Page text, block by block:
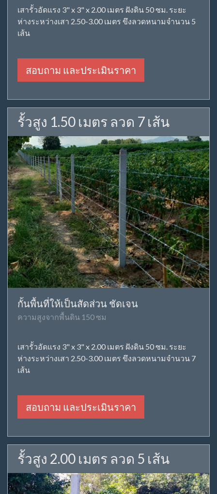
เสารั้วอัดแรง 3" x 3" x 2.00 เมตร ฝังดิน 50 ซม. ระยะ
ห่างระหว่างเสา 2.50-3.00 เมตร ขึงลวดหนามจำนวน 5
เส้น
สอบถาม และประเมินราคา
รั้วสูง 1.50 เมตร ลวด 7 เส้น
กั้นพื้นที่ให้เป็นสัดส่วน ชัดเจน
ความสูงจากพื้นดิน 150 ซม
เสารั้วอัดแรง 3" x 3" x 2.00 เมตร ฝังดิน 50 ซม. ระยะ
ห่างระหว่างเสา 2.50-3.00 เมตร ขึงลวดหนามจำนวน 7
เส้น
สอบถาม และประเมินราคา
รั้วสูง 2.00 เมตร ลวด 5 เส้น